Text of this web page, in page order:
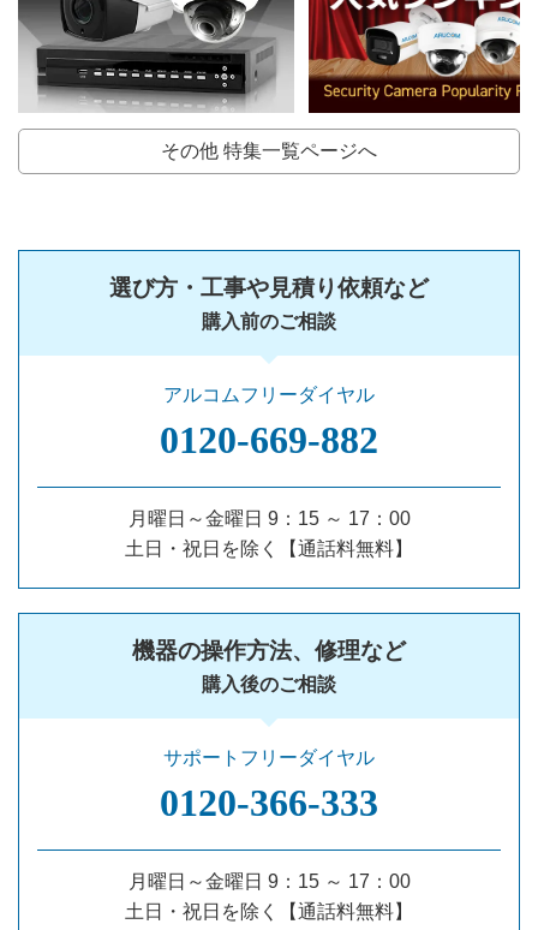
その他 特集一覧ページへ
選び方・工事や見積り依頼など
購入前のご相談
アルコムフリーダイヤル
0120‐669‐882
月曜日～金曜日 9：15 ～ 17：00
土日・祝日を除く【通話料無料】
機器の操作方法、修理など
購入後のご相談
サポートフリーダイヤル
0120‐366‐333
月曜日～金曜日 9：15 ～ 17：00
土日・祝日を除く【通話料無料】